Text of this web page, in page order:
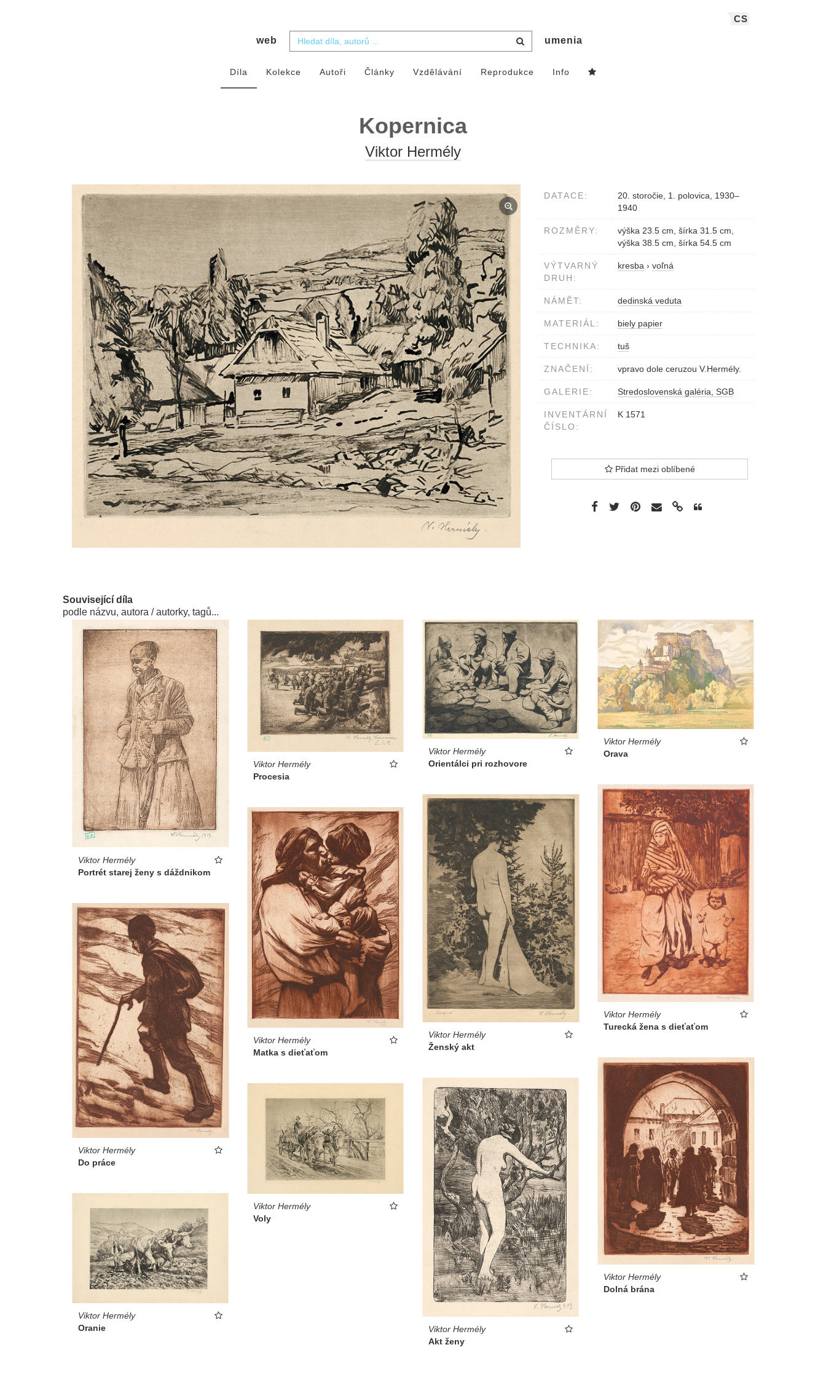
CS
web umenia
Díla Kolekce Autoři Články Vzdělávání Reprodukce Info
Kopernica
Viktor Hermély
DATACE:
20. storočie, 1. polovica, 1930–
1940
ROZMĚRY:
výška 23.5 cm, šírka 31.5 cm,
výška 38.5 cm, šírka 54.5 cm
VÝTVARNÝ
DRUH:
kresba › voľná
NÁMĚT: dedinská veduta
MATERIÁL: biely papier
TECHNIKA: tuš
ZNAČENÍ: vpravo dole ceruzou V.Hermély.
GALERIE: Stredoslovenská galéria, SGB
INVENTÁRNÍ
ČÍSLO:
K 1571
Přidat mezi oblíbené
Související díla
podle názvu, autora / autorky, tagů...
Viktor Hermély
Portrét starej ženy s dáždnikom
Viktor Hermély
Procesia
Viktor Hermély
Orientálci pri rozhovore
Viktor Hermély
Orava
Viktor Hermély
Turecká žena s dieťaťom
Viktor Hermély
Ženský akt
Viktor Hermély
Matka s dieťaťom
Viktor Hermély
Do práce
Viktor Hermély
Dolná brána
Viktor Hermély
Akt ženy
Viktor Hermély
Voly
Viktor Hermély
Oranie